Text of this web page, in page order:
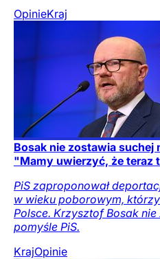
OpinieKraj
Bosak nie zostawia suchej
"Mamy uwierzyć, że teraz
PiS zaproponował
w wieku poborowym,
Polsce. Krzysztof Bosak nie
pomyśle PiS.
KrajOpinie